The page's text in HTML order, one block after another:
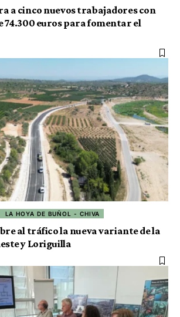
a cinco nuevos trabajadores con
74.300 euros para fomentar el
LA HOYA DE BUÑOL - CHIVA
al tráfico la nueva variante de la
y Loriguilla